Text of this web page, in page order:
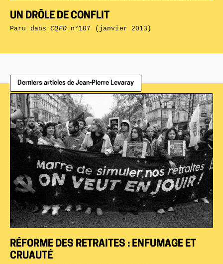
UN DRÔLE DE CONFLIT
Paru dansCQFDn°107 (janvier 2013)
Derniers articles de Jean-Pierre Levaray
RÉFORME DES RETRAITES : ENFUMAGE ET
CRUAUTÉ